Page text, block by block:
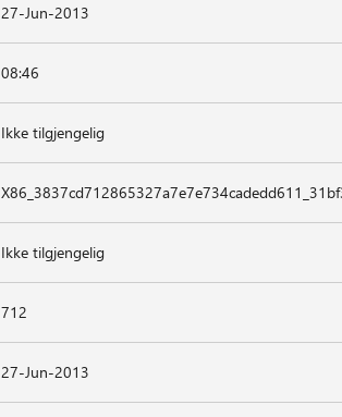
27-Jun-2013
08:46
Ikke tilgjengelig
Ikke tilgjengelig
712
27-Jun-2013